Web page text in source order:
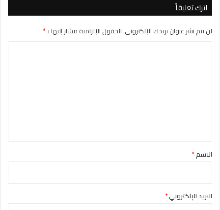
اترك تعليقاً
لن يتم نشر عنوان بريدك الإلكتروني.الحقول الإلزامية مشار إليها بـ*
*الاسم*
البريد الإلكتروني*